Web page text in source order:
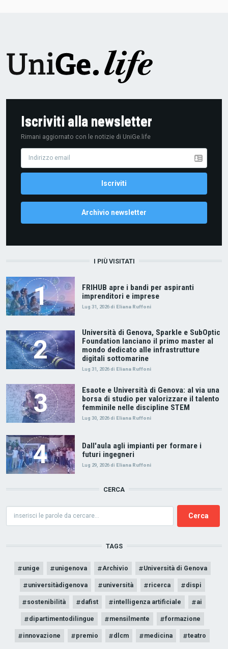
Iscriviti alla newsletter
Rimani aggiornato con le notizie di UniGe.life
Archivio newsletter
I PIÙ VISITATI
FRIHUB apre i bandi per aspiranti
imprenditori e imprese
Lug 31, 2026 di Eliana Ruffoni
Università di Genova, Sparkle e SubOptic
Foundation lanciano il primo master al
mondo dedicato alle infrastrutture
digitali sottomarine
Lug 31, 2026 di Eliana Ruffoni
Esaote e Università di Genova: al via una
borsa di studio per valorizzare il talento
femminile nelle discipline STEM
Lug 30, 2026 di Eliana Ruffoni
Dall'aula agli impianti per formare i
futuri ingegneri
Lug 29, 2026 di Eliana Ruffoni
CERCA
TAGS
unige unigenova Archivio Università di Genova
universitàdigenova università ricerca dispi
sostenibilità dafist intelligenza artificiale ai
dipartimentodilingue mensilmente formazione
innovazione premio dlcm medicina teatro